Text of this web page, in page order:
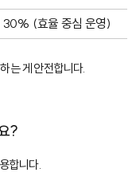
(효율 중심 운영)
는 게 안전합니다.
?
합니다.